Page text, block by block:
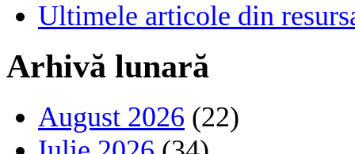
Ultimele articole din
Arhivă lunară
August 2026 (22)